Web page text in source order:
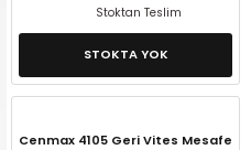
Stoktan Teslim
STOKTA YOK
Cenmax 4105 Geri Vites Mesafe